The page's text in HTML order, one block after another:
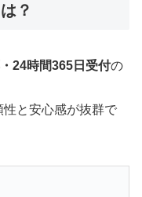
？
24時間365日受付の
と安心感が抜群で